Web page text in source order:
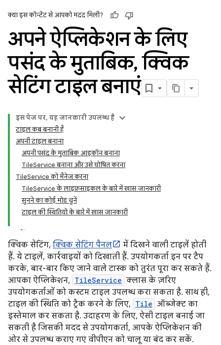
क्या इस कॉन्टेंट से आपको मदद मिली?
अपने ऐप्लिकेशन के लिए
पसंद के मुताबिक,क्विक
सेटिंग टाइल बनाएं
इस पेज पर, यह जानकारी उपलब्ध है
टाइल कब बनानी है
अपनी टाइल बनाना
अपनी पसंद के मुताबिक आइकॉन बनाना
TileService बनाना और उसे घोषित करना
TileService को मैनेज करना
TileService के लाइफ़साइकल के बारे में खास जानकारी
सुनने का कोई मोड चुनें
टाइल की स्थितियों के बारे में खास जानकारी
क्विक सेटिंग, क्विक सेटिंग पैनल
में दिखने वाली टाइलें होती
हैं. ये टाइलें, कार्रवाइयों को दिखाती हैं. उपयोगकर्ता इन पर टैप
करके, बार-बार किए जाने वाले टास्क को तुरंत पूरा कर सकते हैं.
आपका ऐप्लिकेशन, TileService क्लास के ज़रिए
उपयोगकर्ताओं को कस्टम टाइल उपलब्ध करा सकता है. साथ ही,
टाइल की स्थिति को ट्रैक करने के लिए, Tile ऑब्जेक्ट का
इस्तेमाल कर सकता है. उदाहरण के लिए, ऐसी टाइल बनाई जा
सकती है जिसकी मदद से उपयोगकर्ता, आपके ऐप्लिकेशन की
ओर से उपलब्ध कराए गए वीपीएन को चालू या बंद कर सकें.